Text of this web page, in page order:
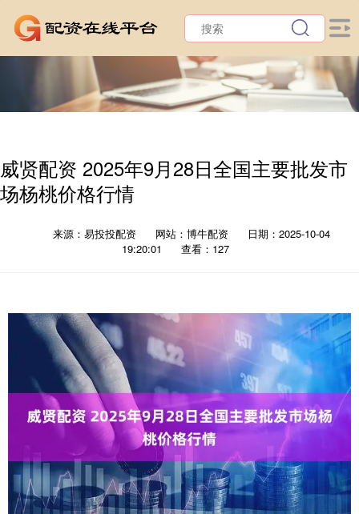
威贤配资 2025年9月28日全国主要批发市
场杨桃价格行情
来源：易投投配资 网站：博牛配资
日期：2025-10-04
19:20:01
查看：127